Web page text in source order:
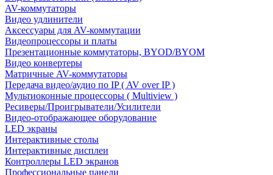
AV-коммутаторы
Видео удлинители
Аксессуары для AV-коммутации
Видеопроцессоры и платы
Презентационные коммутаторы, BYOD/BYOM
Видео конвертеры
Матричные AV-коммутаторы
Передача видео/аудио по IP ( AV over IP )
Мультиоконные процессоры ( Multiview )
Ресиверы/Проигрыватели/Усилители
Видео-отображающее оборудование
LED экраны
Интерактивные столы
Интерактивные дисплеи
Контроллеры LED экранов
Профессиональные панели